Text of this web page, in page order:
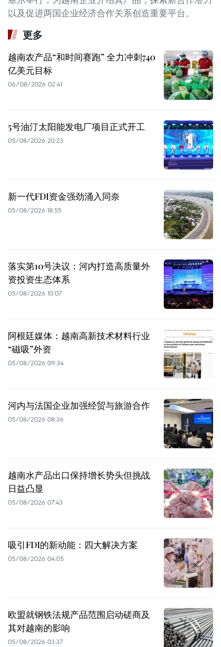
以及促进两国企业经济合作关系创造重要平台。
更多
越南农产品“和时间赛跑” 全力冲刺740
亿美元目标
06/08/2026 02:41
5号油汀太阳能发电厂项目正式开工
05/08/2026 20:23
新一代FDI资金强劲涌入同奈
05/08/2026 18:55
落实第10号决议：河内打造高质量外
资投资生态体系
05/08/2026 10:07
阿根廷媒体：越南高新技术材料行业
“磁吸”外资
05/08/2026 09:34
河内与法国企业加强经贸与旅游合作
05/08/2026 08:36
越南水产品出口保持增长势头但挑战
日益凸显
05/08/2026 07:43
吸引FDI的新动能：四大解决方案
05/08/2026 04:05
欧盟就钢铁法规产品范围启动磋商及
其对越南的影响
05/08/2026 03:37